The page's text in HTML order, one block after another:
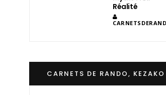
Réalité
CARNETS DE RANDO,